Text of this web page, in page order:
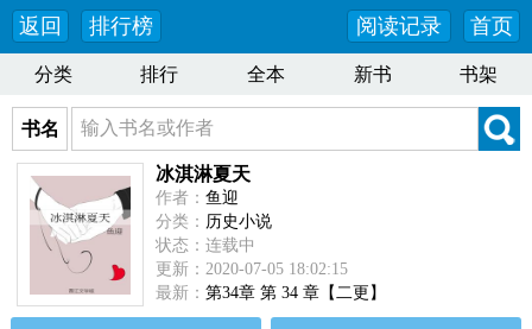
返回 排行榜 首页
阅读记录
分类 排行 全本 新书 书架
书名
冰淇淋夏天
作者： 鱼迎
分类： 历史小说
状态：连载中
更新：2020-07-05 18:02:15
最新： 第34章 第 34 章【二更】